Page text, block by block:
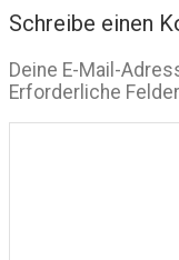
Schreibe einen
Deine E-Mail-
Erforderliche